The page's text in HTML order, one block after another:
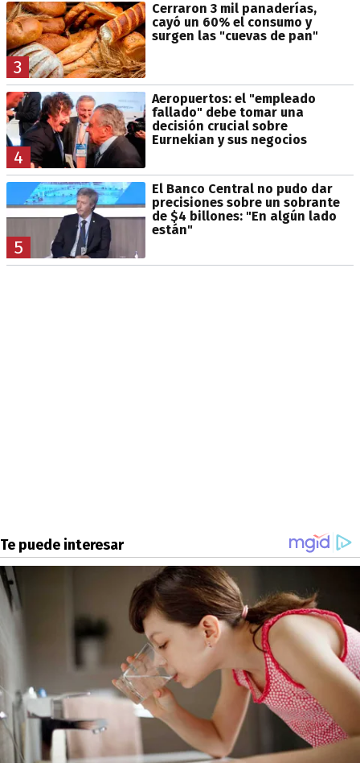
3
Cerraron 3 mil panaderías,
cayó un 60% el consumo y
surgen las "cuevas de pan"
4
Aeropuertos: el "empleado
fallado" debe tomar una
decisión crucial sobre
Eurnekian y sus negocios
5
El Banco Central no pudo dar
precisiones sobre un sobrante
de $4 billones: "En algún lado
están"